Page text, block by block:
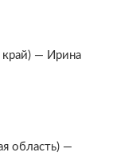
край) — Ирина
область) —